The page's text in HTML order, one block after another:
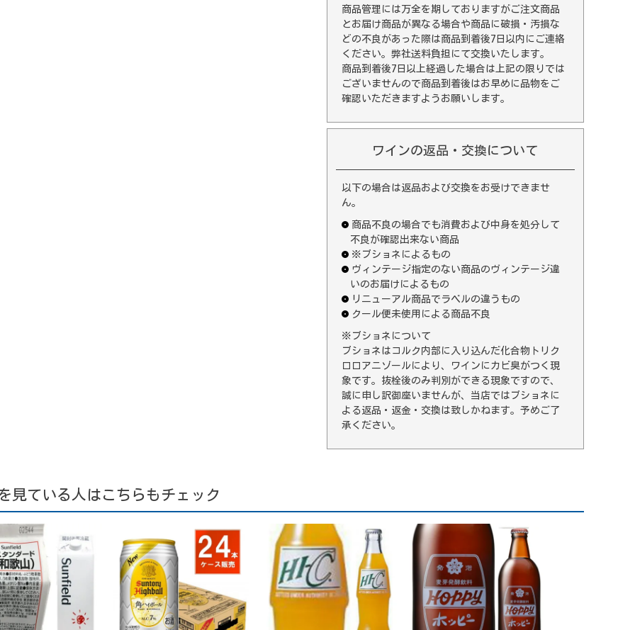
商品管理には万全を期しておりますがご注文商品
とお届け商品が異なる場合や商品に破損・汚損な
どの不良があった際は商品到着後7日以内にご連絡
ください。弊社送料負担にて交換いたします。
商品到着後7日以上経過した場合は上記の限りでは
ございませんので商品到着後はお早めに品物をご
確認いただきますようお願いします。
ワインの返品・交換について
以下の場合は返品および交換をお受けできませ
ん。
商品不良の場合でも消費および中身を処分して
不良が確認出来ない商品
※ブショネによるもの
ヴィンテージ指定のない商品のヴィンテージ違
いのお届けによるもの
リニューアル商品でラベルの違うもの
クール便未使用による商品不良
※ブショネについて
ブショネはコルク内部に入り込んだ化合物トリク
ロロアニゾールにより、ワインにカビ臭がつく現
象です。抜栓後のみ判別ができる現象ですので、
誠に申し訳御座いませんが、当店ではブショネに
よる返品・返金・交換は致しかねます。予めご了
承ください。
見ている人はこちらもチェック